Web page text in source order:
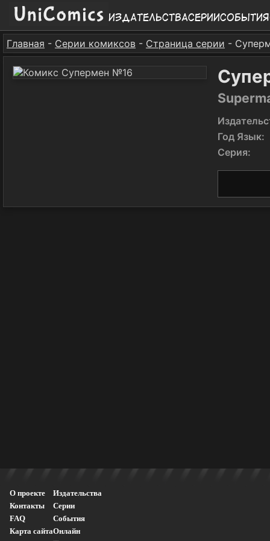
ИздательстваСерииСобытия
Главная - Серии комиксов - Страница серии -
Год Язык:
Серия:
О проекте
Контакты
FAQ
Карта сайта
Издательства
Серии
События
Онлайн